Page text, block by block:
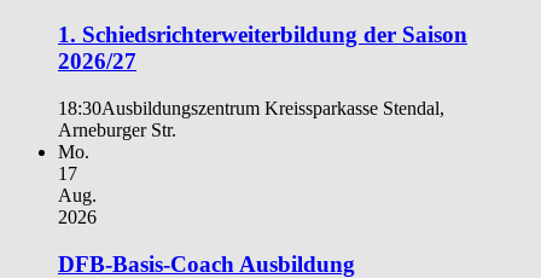
1. Schiedsrichterweiterbildung der Saison
2026/27
18:30Ausbildungszentrum Kreissparkasse Stendal,
Arneburger Str.
Mo.
17
Aug.
2026
DFB-Basis-Coach Ausbildung